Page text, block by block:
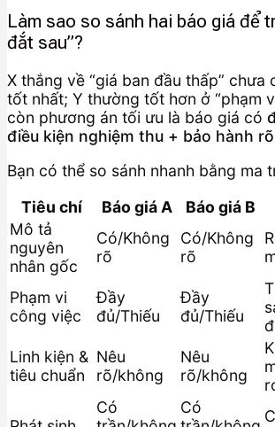
Làm sao so sánh hai báo giá để
đắt sau”?
X thắng về “giá ban đầu thấp” chưa
tốt nhất; Y thường tốt hơn ở “phạm
còn phương án tối ưu là báo giá có
điều kiện nghiệm thu + bảo hành rõ
Bạn có thể so sánh nhanh bằng ma
Tiêu chí
Báo giá A Báo giá B
Mô tả
nguyên
nhân gốc
Có/Không
rõ
Có/Không
rõ
Phạm vi
công việc
Đầy
đủ/Thiếu
Đầy
đủ/Thiếu
Linh kiện &
tiêu chuẩn
Nêu
rõ/không
Nêu
rõ/không
Có
Có